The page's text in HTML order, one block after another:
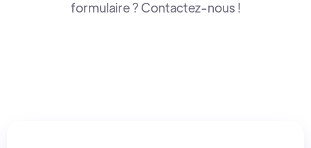
formulaire ? Contactez-nous !